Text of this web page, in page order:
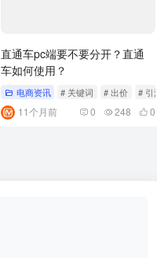
直通车pc端要不要分开？直通
车如何使用？
电商资讯 # 关键词 # 出价 # 引流
11个月前 0 248 0